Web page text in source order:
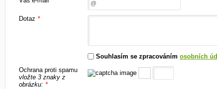
Dotaz *
Souhlasím se zpracováním osobních
Ochrana proti spamu
vložte 3 znaky z
obrázku: *